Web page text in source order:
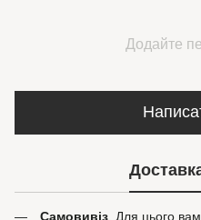
Додайте
Самовивіз . Для цього